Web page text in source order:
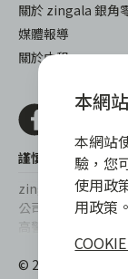
關於 zingala 銀角
媒體報導
關於中租
謹慎衡量自身財務
zingala銀角零卡/
公司合作，更不會
高警覺，勿受騙上當
提醒您，消費前
百分率區間為
© 2022 仲信資融
本網
本網站
驗，您
使用政
用政策。